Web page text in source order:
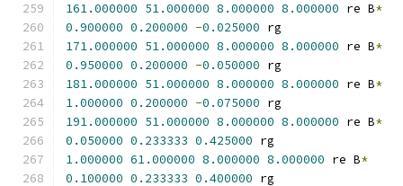
161.000000 51.000000 8.000000 8.000000 re B*
0.900000 0.200000 -0.025000 rg
171.000000 51.000000 8.000000 8.000000 re B*
0.950000 0.200000 -0.050000 rg
181.000000 51.000000 8.000000 8.000000 re B*
1.000000 0.200000 -0.075000 rg
191.000000 51.000000 8.000000 8.000000 re B*
0.050000 0.233333 0.425000 rg
1.000000 61.000000 8.000000 8.000000 re B*
0.100000 0.233333 0.400000 rg